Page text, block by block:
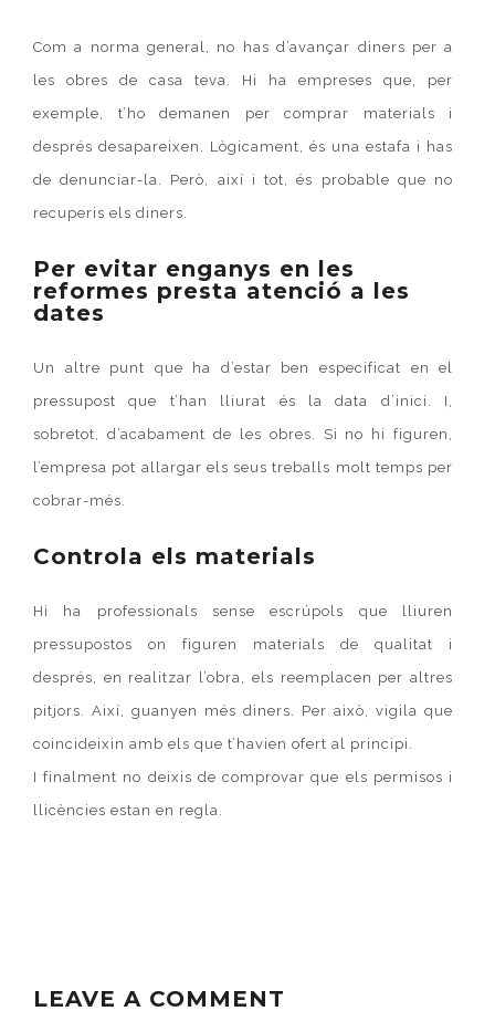
Com a norma general, no has d’avançar diners per a
les obres de casa teva. Hi ha empreses que, per
exemple, t’ho demanen per comprar materials i
després desapareixen. Lògicament, és una estafa i has
de denunciar-la. Però, així i tot, és probable que no
recuperis els diners.
Per evitar enganys en les
reformes presta atenció a les
dates
Un altre punt que ha d’estar ben especificat en el
pressupost que t’han lliurat és la data d’inici. I,
sobretot, d’acabament de les obres. Si no hi figuren,
l’empresa pot allargar els seus treballs molt temps per
cobrar-més.
Controla els materials
Hi ha professionals sense escrúpols que lliuren
pressupostos on figuren materials de qualitat i
després, en realitzar l’obra, els reemplacen per altres
pitjors. Així, guanyen més diners. Per això, vigila que
coincideixin amb els que t’havien ofert al principi.
I finalment no deixis de comprovar que els permisos i
llicències estan en regla.
LEAVE A COMMENT